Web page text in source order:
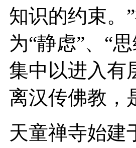
知识的约束。
为“静虑”、“
集中以进入有
离汉传佛教
天童禅寺始建